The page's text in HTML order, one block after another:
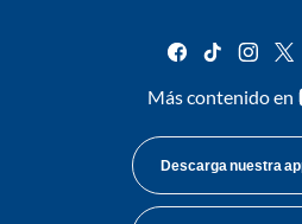
facebook
tiktok
Más contenido en
Descarga nuestra